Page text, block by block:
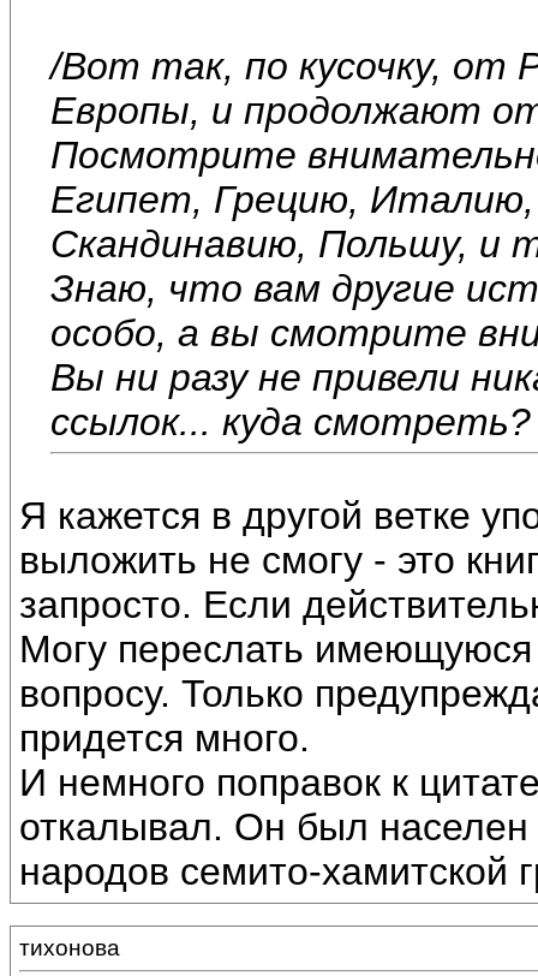
/Вот так, по кусочку, от
Европы, и продолжают
Посмотрите
Египет, Грецию,
Скандинавию, Польшу, и
Знаю, что вам другие
особо, а вы смотрите
Вы ни разу не привели
ссылок... куда смотреть?
Я кажется в другой ветке
выложить не смогу - это
запросто. Если
Могу переслать
вопросу. Только
придется много.
И немного поправок к
откалывал. Он был
народов семито-хамитской
тихонова